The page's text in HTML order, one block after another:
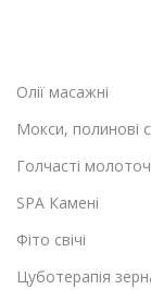
Олії масажні
Мокси, полинові
Голчасті
SPA Камені
Фіто свічі
Цуботерапія